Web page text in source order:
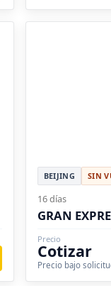
BEIJING SIN
16 días
GRAN
Precio
Cotizar
Precio bajo